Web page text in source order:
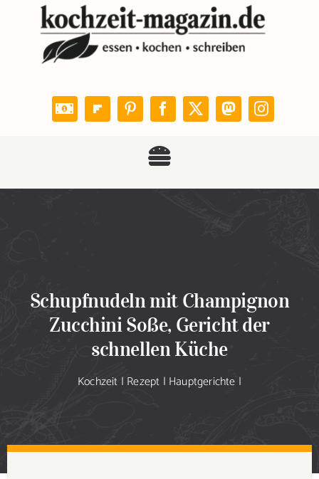
springen
Toggle
Sammlung
Speiseplan
Schupfnudeln mit Champignon
Zucchini Soße, Gericht der
schnellen Küche
Kochzeit | Rezept | Hauptgerichte |